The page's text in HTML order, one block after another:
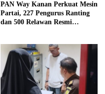
PAN Way Kanan Perkuat Mesin
Partai, 227 Pengurus Ranting
dan 500 Relawan Resmi